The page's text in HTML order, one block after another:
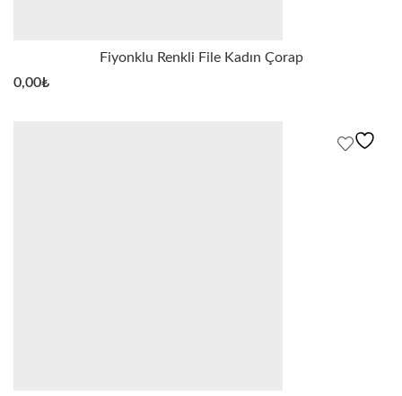
Fiyonklu Renkli File Kadın Çorap
0,00₺